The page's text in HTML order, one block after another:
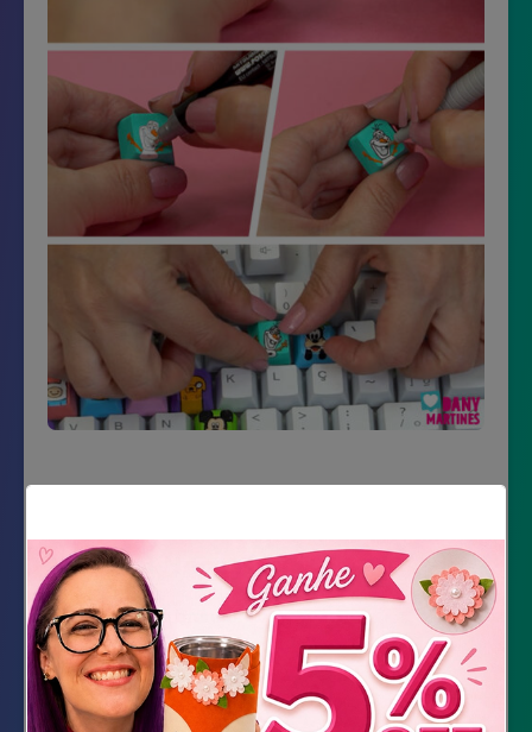
Material Necessário
Teclado branco
Referência
Tinta PVA branca